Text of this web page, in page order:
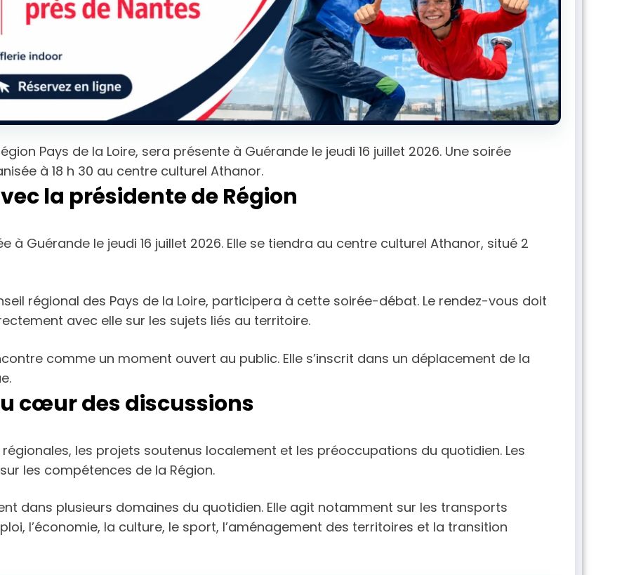
Pays de la Loire, sera présente à Guérande le jeudi 16 juillet 2026. Une soirée
à 18 h 30 au centre culturel Athanor.
la présidente de Région
Guérande le jeudi 16 juillet 2026. Elle se tiendra au centre culturel Athanor, situé 2
régional des Pays de la Loire, participera à cette soirée-débat. Le rendez-vous doit
avec elle sur les sujets liés au territoire.
comme un moment ouvert au public. Elle s’inscrit dans un déplacement de la
cœur des discussions
les projets soutenus localement et les préoccupations du quotidien. Les
les compétences de la Région.
dans plusieurs domaines du quotidien. Elle agit notamment sur les transports
l’économie, la culture, le sport, l’aménagement des territoires et la transition